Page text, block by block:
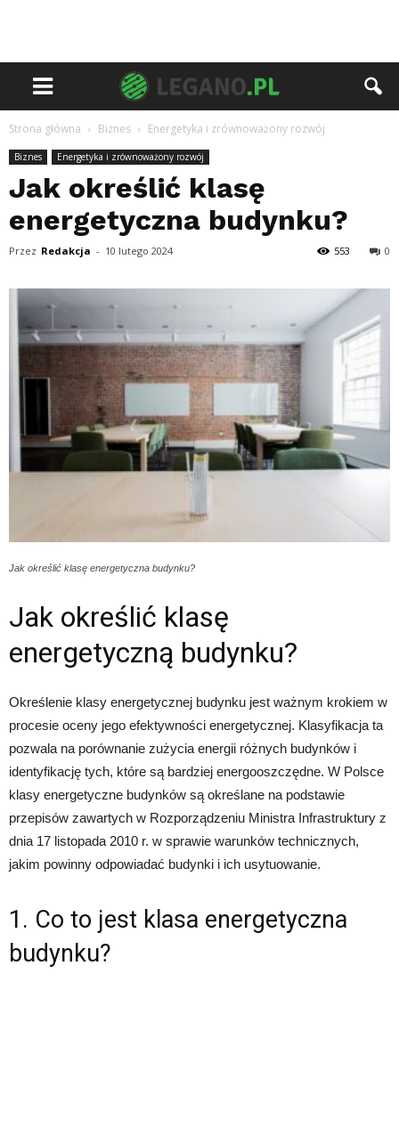
Strona główna Biznes Energetyka i zrównoważony rozwój
Biznes Energetyka i zrównoważony rozwój
Jak określić klasę
energetyczna budynku?
Przez Redakcja - 10 lutego 2024 0
553
Jak określić klasę energetyczna budynku?
Jak określić klasę
energetyczną budynku?
Określenie klasy energetycznej budynku jest ważnym krokiem w
procesie oceny jego efektywności energetycznej. Klasyfikacja ta
pozwala na porównanie zużycia energii różnych budynków i
identyfikację tych, które są bardziej energooszczędne. W Polsce
klasy energetyczne budynków są określane na podstawie
przepisów zawartych w Rozporządzeniu Ministra Infrastruktury z
dnia 17 listopada 2010 r. w sprawie warunków technicznych,
jakim powinny odpowiadać budynki i ich usytuowanie.
1. Co to jest klasa energetyczna
budynku?